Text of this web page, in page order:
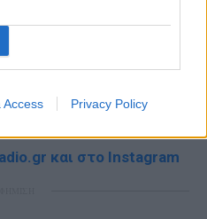
Access Privacy Policy
στο
hot νέα
Τα νέα της ημέρας
και στο Instagram